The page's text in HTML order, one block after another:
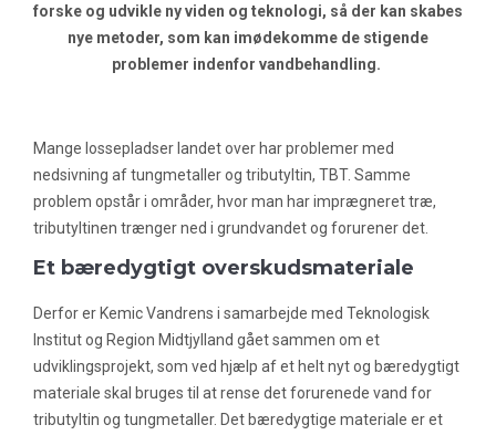
forske og udvikle ny viden og teknologi, så der kan skabes
nye metoder, som kan imødekomme de stigende
problemer indenfor vandbehandling.
Mange lossepladser landet over har problemer med
nedsivning af tungmetaller og tributyltin, TBT. Samme
problem opstår i områder, hvor man har imprægneret træ,
tributyltinen trænger ned i grundvandet og forurener det.
Et bæredygtigt overskudsmateriale
Derfor er Kemic Vandrens i samarbejde med Teknologisk
Institut og Region Midtjylland gået sammen om et
udviklingsprojekt, som ved hjælp af et helt nyt og bæredygtigt
materiale skal bruges til at rense det forurenede vand for
tributyltin og tungmetaller. Det bæredygtige materiale er et